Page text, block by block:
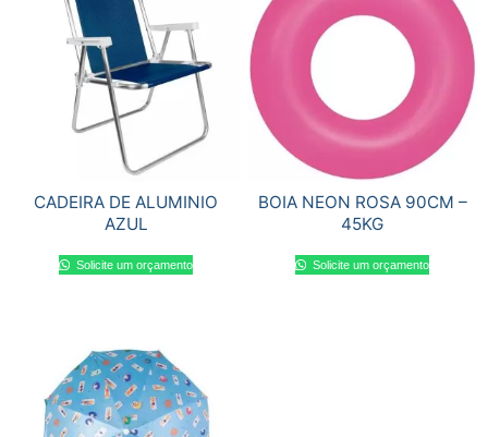
CADEIRA DE ALUMINIO
AZUL
Solicite um orçamento
BOIA NEON ROSA 90CM –
45KG
Solicite um orçamento